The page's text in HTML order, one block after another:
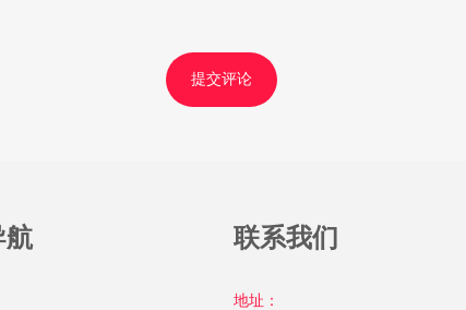
航 联系我们
地址：